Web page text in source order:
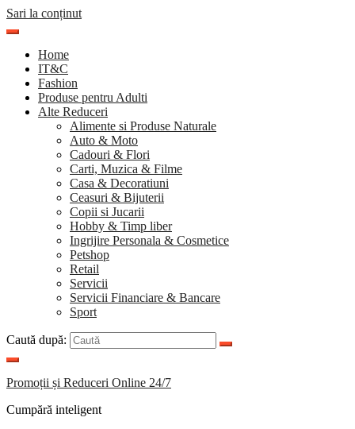
Sari la conținut
Home
IT&C
Fashion
Produse pentru Adulti
Alte Reduceri
Alimente si Produse Naturale
Auto & Moto
Cadouri & Flori
Carti, Muzica & Filme
Casa & Decoratiuni
Ceasuri & Bijuterii
Copii si Jucarii
Hobby & Timp liber
Ingrijire Personala & Cosmetice
Petshop
Retail
Servicii
Servicii Financiare & Bancare
Sport
Caută după:
Promoții și Reduceri Online 24/7
Cumpără inteligent